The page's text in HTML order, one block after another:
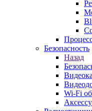
Безопасность
Назад
Wi-Fi